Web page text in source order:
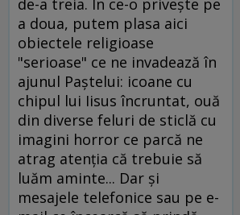
de-a treia. În ce-o priveşte pe
a doua, putem plasa aici
obiectele religioase
"serioase" ce ne invadează în
ajunul Paştelui: icoane cu
chipul lui Iisus încruntat, ouă
din diverse feluri de sticlă cu
imagini horror ce parcă ne
atrag atenţia că trebuie să
luăm aminte... Dar şi
mesajele telefonice sau pe e-